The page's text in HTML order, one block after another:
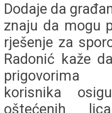
Dodaje da
znaju da mogu
rješenje za
Radonić kaže
prigovorima
korisnika
oštećenih